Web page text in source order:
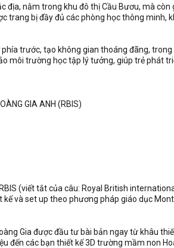
địa, nằm trong khu đô thị Cầu Bươu, mà
trang bị đầy đủ các phòng học thông minh,
trước, tạo không gian thoáng đãng,
môi trường học tập lý tưởng, giúp trẻ phát
GIA ANH (RBIS)
(viết tắt của câu: Royal British
và set up theo phương pháp giáo dục
Gia được đầu tư bài bản ngay từ khâu
đến các bạn thiết kế 3D trường mầm non